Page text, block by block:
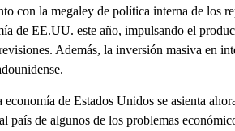
con la megaley de política interna de los
de EE.UU. este año, impulsando el
Además, la inversión masiva en
de Estados Unidos se asienta
país de algunos de los problemas